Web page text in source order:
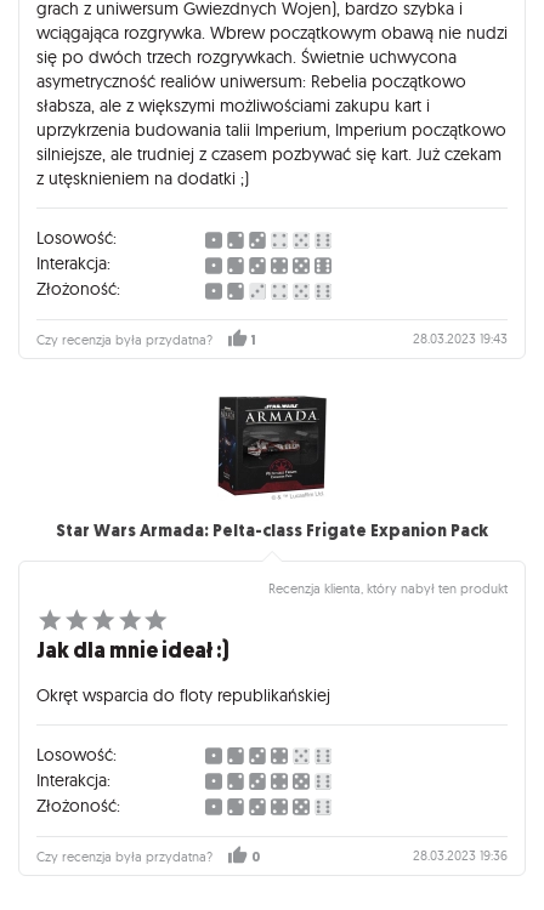
grach z uniwersum Gwiezdnych Wojen), bardzo szybka i
wciągająca rozgrywka. Wbrew początkowym obawą nie nudzi
się po dwóch trzech rozgrywkach. Świetnie uchwycona
asymetryczność realiów uniwersum: Rebelia początkowo
słabsza, ale z większymi możliwościami zakupu kart i
uprzykrzenia budowania talii Imperium, Imperium początkowo
silniejsze, ale trudniej z czasem pozbywać się kart. Już czekam
z utęsknieniem na dodatki ;)
Losowość:
Interakcja:
Złożoność:
Czy recenzja była przydatna? 1 28.03.2023 19:43
Star Wars Armada: Pelta-class Frigate Expanion Pack
Recenzja klienta, który nabył ten produkt
Jak dla mnie ideał :)
Okręt wsparcia do floty republikańskiej
Losowość:
Interakcja:
Złożoność:
Czy recenzja była przydatna? 0 28.03.2023 19:36